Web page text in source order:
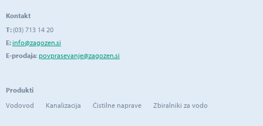
Kontakt
T: (03) 713 14 20
E:info@zagozen.si
E-prodaja: povprasevanje@zagozen.si
Produkti
Vodovod
Kanalizacija Čistilne naprave Zbiralniki za vodo